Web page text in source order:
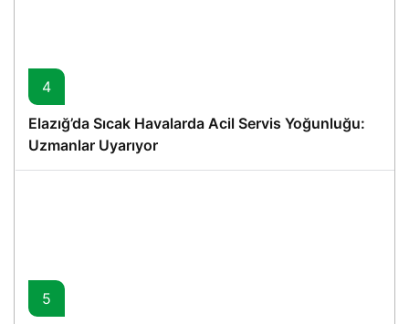
4
Elazığ’da Sıcak Havalarda Acil Servis Yoğunluğu:
Uzmanlar Uyarıyor
5